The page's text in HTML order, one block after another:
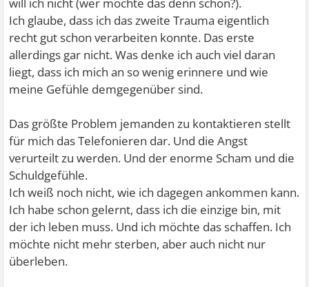
Ich glaube, dass ich das zweite Trauma eigentlich
recht gut schon verarbeiten konnte. Das erste
allerdings gar nicht. Was denke ich auch viel daran
liegt, dass ich mich an so wenig erinnere und wie
meine Gefühle demgegenüber sind.
Das größte Problem jemanden zu kontaktieren stellt
für mich das Telefonieren dar. Und die Angst
verurteilt zu werden. Und der enorme Scham und die
Schuldgefühle.
Ich weiß noch nicht, wie ich dagegen ankommen kann.
Ich habe schon gelernt, dass ich die einzige bin, mit
der ich leben muss. Und ich möchte das schaffen. Ich
möchte nicht mehr sterben, aber auch nicht nur
überleben.